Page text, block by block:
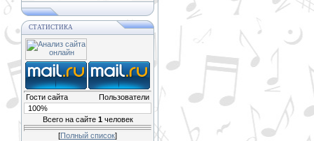
СТАТИСТИКА
Гости сайта
Пользователи
100%
Всего на сайте 1человек
[Полный список]